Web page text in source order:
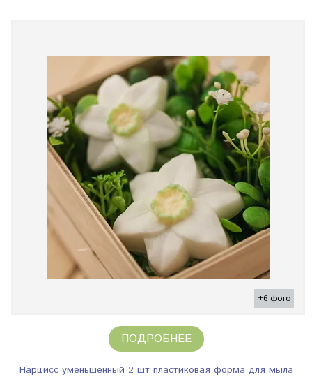
+6 фото
ПОДРОБНЕЕ
Нарцисс уменьшенный 2 шт пластиковая форма для мыла